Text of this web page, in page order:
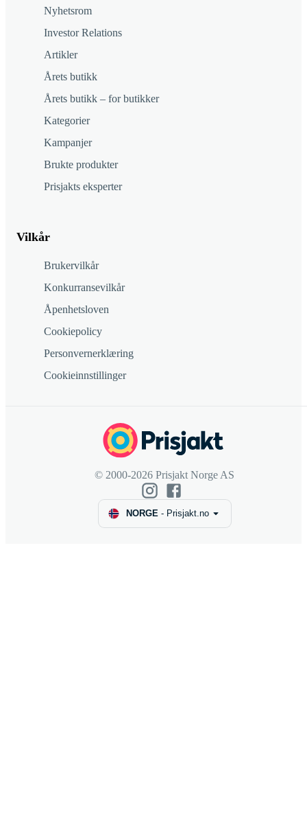
Nyhetsrom
Investor Relations
Artikler
Årets butikk
Årets butikk – for butikker
Kategorier
Kampanjer
Brukte produkter
Prisjakts eksperter
Vilkår
Brukervilkår
Konkurransevilkår
Åpenhetsloven
Cookiepolicy
Personvernerklæring
Cookieinnstillinger
© 2000-2026 Prisjakt Norge AS
NORGE- Prisjakt.no